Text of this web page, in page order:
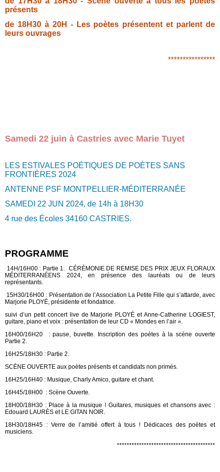
présents
de 18H30 à 20H - Les poètes présentent et parlent de
leurs ouvrages
****************
Samedi 22 juin à Castries avec Marie Tuyet
LES ESTIVALES POÉTIQUES DE POÈTES SANS
FRONTIÈRES 2024
ANTENNE PSF MONTPELLIER-MÉDITERRANÉE
SAMEDI 22 JUN 2024, de 14h à 18H30
4 rue des Écoles 34160 CASTRIES.
PROGRAMME
14H/16H00 : Partie 1. CÉRÉMONIE DE REMISE DES PRIX JEUX FLORAUX
MÉDITERRANÉENS 2024, en présence des lauréats ou de leurs
représentants.
15H30/16H00 : Présentation de l’Association La Petite Fille qui s’attarde, avec
Marjorie PLOYÉ, présidente et fondatrice.
suivi d’un petit concert live de Marjorie PLOYÉ et Anne-Catherine LOGIEST,
guitare, piano et voix : présentation de leur CD « Mondes en l’air ».
16H00/16H20 : pause, buvette. Inscription des poètes à la scène ouverte
Partie 2.
16H25/18H30 : Partie 2.
SCÈNE OUVERTE aux poètes présents et candidats non primés.
16H25/16H40 : Musique, Charly Amico, guitare et chant.
16H45/18H00 : Scène Ouverte.
18H00/18H30 : Place à la musique ! Guitares, musiques et chansons avec :
Edouard LAURÈS et LE GITAN NOIR.
18H30/18H45 : Verre de l’amitié offert à tous ! Dédicaces des poètes et
musiciens.
****************************************